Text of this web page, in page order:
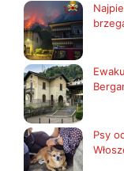
Psy